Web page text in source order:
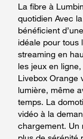
La fibre à
quotidien Avec
bénéficient
idéale pour tous
streaming en
les jeux en
Livebox Orange
lumière, même
temps. La
vidéo à la
chargement. Un